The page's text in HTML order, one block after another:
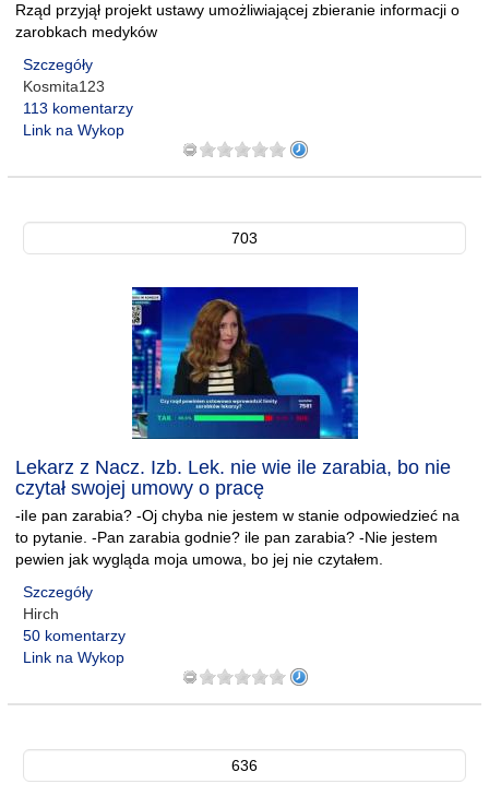
Rząd przyjął projekt ustawy umożliwiającej zbieranie informacji o
zarobkach medyków
Szczegóły
Kosmita123
113 komentarzy
Link na Wykop
703
Lekarz z Nacz. Izb. Lek. nie wie ile zarabia, bo nie
czytał swojej umowy o pracę
-iIe pan zarabia? -Oj chyba nie jestem w stanie odpowiedzieć na
to pytanie. -Pan zarabia godnie? ile pan zarabia? -Nie jestem
pewien jak wygląda moja umowa, bo jej nie czytałem.
Szczegóły
Hirch
50 komentarzy
Link na Wykop
636